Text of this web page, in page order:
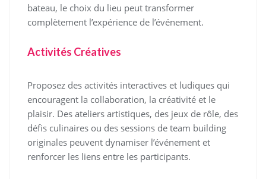
bateau, le choix du lieu peut transformer
complètement l’expérience de l’événement.
Activités Créatives
Proposez des activités interactives et ludiques qui
encouragent la collaboration, la créativité et le
plaisir. Des ateliers artistiques, des jeux de rôle, des
défis culinaires ou des sessions de team building
originales peuvent dynamiser l’événement et
renforcer les liens entre les participants.